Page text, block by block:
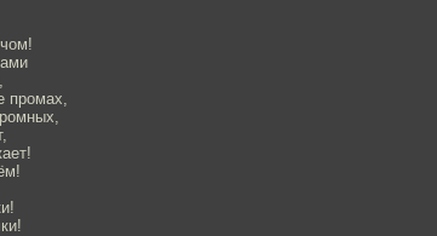
промах,